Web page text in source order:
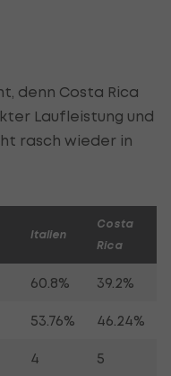
denn Costa Rica
Laufleistung und
rasch wieder in
Italien
Costa
Rica
60.8% 39.2%
53.76% 46.24%
4 5